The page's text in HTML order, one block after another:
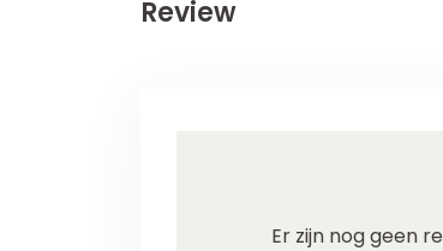
Review
Er zijn nog geen